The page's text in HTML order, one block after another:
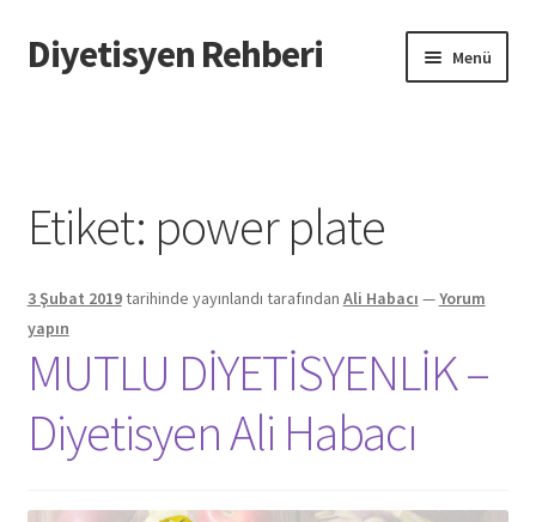
Dolaşıma
geç
İçeriğe
geç
Diyetisyen Rehberi Menü
Hata Bildir
iletişim
Sayfamı Düzenlemek İstiyorum
Yardım
Etiket: power plate
3 Şubat 2019tarihinde yayınlandı tarafından Ali Habacı —Yorum
yapın
MUTLU DİYETİSYENLİK –
Diyetisyen Ali Habacı